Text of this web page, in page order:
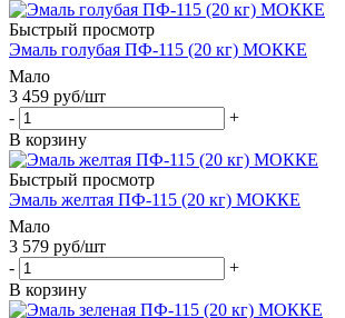
Быстрый просмотр
Эмаль голубая ПФ-115 (20 кг) МОККЕ
Мало
3 459 руб/шт
-
+
В корзину
Быстрый просмотр
Эмаль желтая ПФ-115 (20 кг) МОККЕ
Мало
3 579 руб/шт
-
+
В корзину